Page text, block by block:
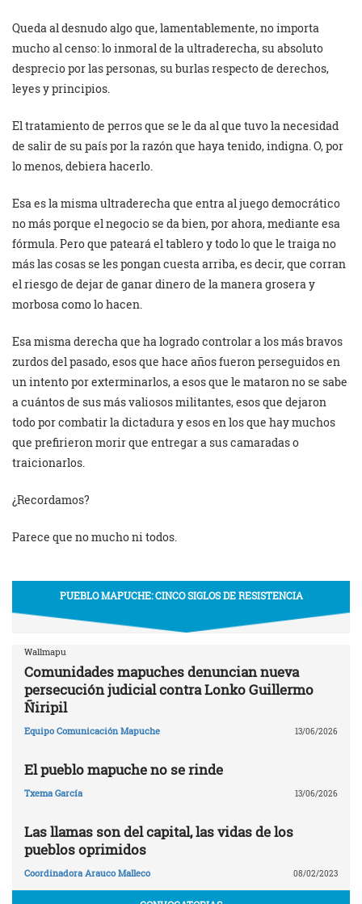
Queda al desnudo algo que, lamentablemente, no importa
mucho al censo: lo inmoral de la ultraderecha, su absoluto
desprecio por las personas, su burlas respecto de derechos,
leyes y principios.
El tratamiento de perros que se le da al que tuvo la necesidad
de salir de su país por la razón que haya tenido, indigna. O, por
lo menos, debiera hacerlo.
Esa es la misma ultraderecha que entra al juego democrático
no más porque el negocio se da bien, por ahora, mediante esa
fórmula. Pero que pateará el tablero y todo lo que le traiga no
más las cosas se les pongan cuesta arriba, es decir, que corran
el riesgo de dejar de ganar dinero de la manera grosera y
morbosa como lo hacen.
Esa misma derecha que ha logrado controlar a los más bravos
zurdos del pasado, esos que hace años fueron perseguidos en
un intento por exterminarlos, a esos que le mataron no se sabe
a cuántos de sus más valiosos militantes, esos que dejaron
todo por combatir la dictadura y esos en los que hay muchos
que prefirieron morir que entregar a sus camaradas o
traicionarlos.
¿Recordamos?
Parece que no mucho ni todos.
PUEBLO MAPUCHE: CINCO SIGLOS DE RESISTENCIA
Wallmapu
Comunidades mapuches denuncian nueva
persecución judicial contra Lonko Guillermo
Ñiripil
Equipo Comunicación Mapuche 13/06/2026
El pueblo mapuche no se rinde
Txema García 13/06/2026
Las llamas son del capital, las vidas de los
pueblos oprimidos
Coordinadora Arauco Malleco 08/02/2023